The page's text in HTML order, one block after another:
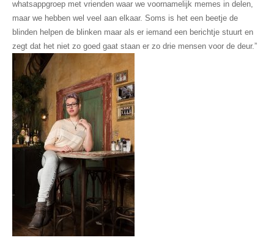
whatsappgroep met vrienden waar we voornamelijk memes in delen,
maar we hebben wel veel aan elkaar. Soms is het een beetje de
blinden helpen de blinken maar als er iemand een berichtje stuurt en
zegt dat het niet zo goed gaat staan er zo drie mensen voor de deur.”